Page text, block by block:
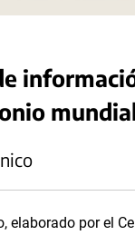
elaborado por el